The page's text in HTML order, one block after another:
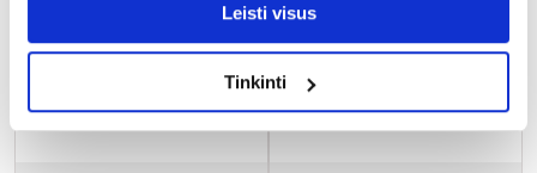
Leisti visus
Tinkinti